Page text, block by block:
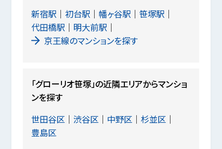
新宿駅
初台駅 幡ヶ谷駅
笹塚駅
代田橋駅
明大前駅
京王線のマンションを探す
「グローリオ笹塚」の近隣エリアからマンショ
ンを探す
世田谷区
渋谷区 中野区
杉並区
豊島区